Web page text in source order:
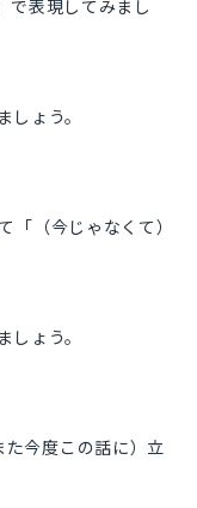
で表現してみまし
ょう。
（今じゃなくて）
ょう。
今度この話に）立